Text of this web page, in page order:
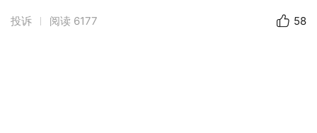
投诉 阅读 6177 58